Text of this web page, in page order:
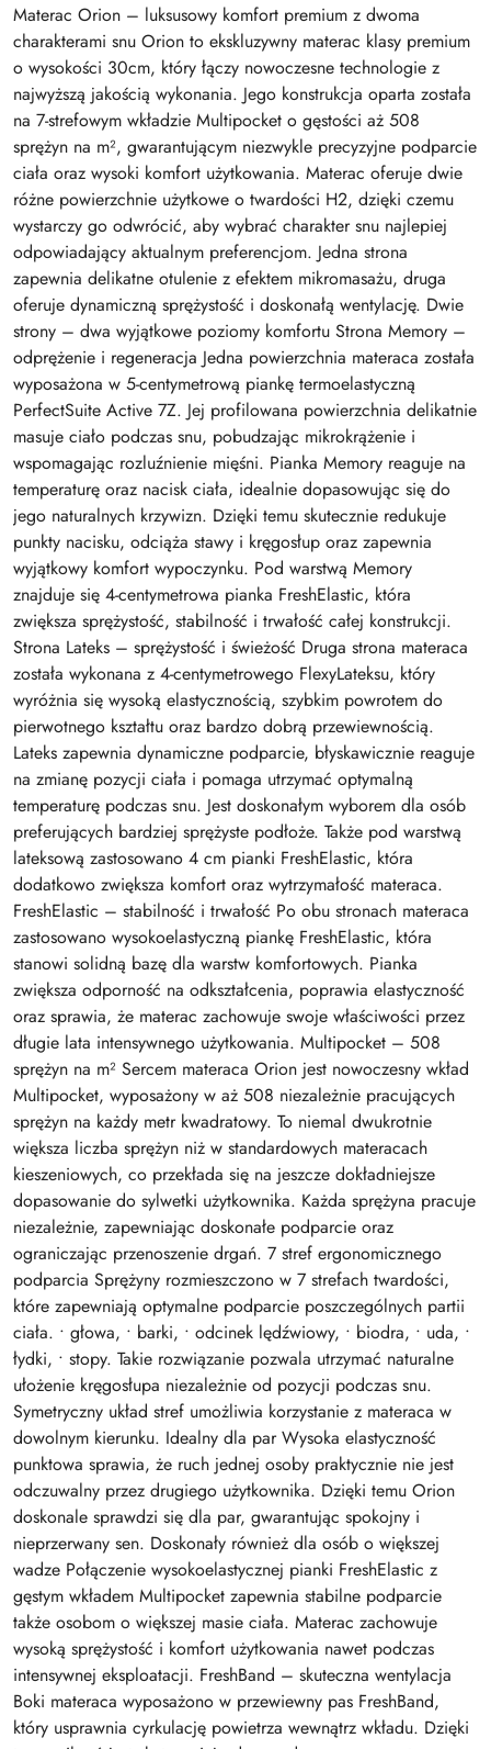
Materac Orion – luksusowy komfort premium z dwoma
charakterami snu Orion to ekskluzywny materac klasy premium
o wysokości 30cm, który łączy nowoczesne technologie z
najwyższą jakością wykonania. Jego konstrukcja oparta została
na 7-strefowym wkładzie Multipocket o gęstości aż 508
sprężyn na m², gwarantującym niezwykle precyzyjne podparcie
ciała oraz wysoki komfort użytkowania. Materac oferuje dwie
różne powierzchnie użytkowe o twardości H2, dzięki czemu
wystarczy go odwrócić, aby wybrać charakter snu najlepiej
odpowiadający aktualnym preferencjom. Jedna strona
zapewnia delikatne otulenie z efektem mikromasażu, druga
oferuje dynamiczną sprężystość i doskonałą wentylację. Dwie
strony – dwa wyjątkowe poziomy komfortu Strona Memory –
odprężenie i regeneracja Jedna powierzchnia materaca została
wyposażona w 5-centymetrową piankę termoelastyczną
PerfectSuite Active 7Z. Jej profilowana powierzchnia delikatnie
masuje ciało podczas snu, pobudzając mikrokrążenie i
wspomagając rozluźnienie mięśni. Pianka Memory reaguje na
temperaturę oraz nacisk ciała, idealnie dopasowując się do
jego naturalnych krzywizn. Dzięki temu skutecznie redukuje
punkty nacisku, odciąża stawy i kręgosłup oraz zapewnia
wyjątkowy komfort wypoczynku. Pod warstwą Memory
znajduje się 4-centymetrowa pianka FreshElastic, która
zwiększa sprężystość, stabilność i trwałość całej konstrukcji.
Strona Lateks – sprężystość i świeżość Druga strona materaca
została wykonana z 4-centymetrowego FlexyLateksu, który
wyróżnia się wysoką elastycznością, szybkim powrotem do
pierwotnego kształtu oraz bardzo dobrą przewiewnością.
Lateks zapewnia dynamiczne podparcie, błyskawicznie reaguje
na zmianę pozycji ciała i pomaga utrzymać optymalną
temperaturę podczas snu. Jest doskonałym wyborem dla osób
preferujących bardziej sprężyste podłoże. Także pod warstwą
lateksową zastosowano 4 cm pianki FreshElastic, która
dodatkowo zwiększa komfort oraz wytrzymałość materaca.
FreshElastic – stabilność i trwałość Po obu stronach materaca
zastosowano wysokoelastyczną piankę FreshElastic, która
stanowi solidną bazę dla warstw komfortowych. Pianka
zwiększa odporność na odkształcenia, poprawia elastyczność
oraz sprawia, że materac zachowuje swoje właściwości przez
długie lata intensywnego użytkowania. Multipocket – 508
sprężyn na m² Sercem materaca Orion jest nowoczesny wkład
Multipocket, wyposażony w aż 508 niezależnie pracujących
sprężyn na każdy metr kwadratowy. To niemal dwukrotnie
większa liczba sprężyn niż w standardowych materacach
kieszeniowych, co przekłada się na jeszcze dokładniejsze
dopasowanie do sylwetki użytkownika. Każda sprężyna pracuje
niezależnie, zapewniając doskonałe podparcie oraz
ograniczając przenoszenie drgań. 7 stref ergonomicznego
podparcia Sprężyny rozmieszczono w 7 strefach twardości,
które zapewniają optymalne podparcie poszczególnych partii
ciała. • głowa, • barki, • odcinek lędźwiowy, • biodra, • uda, •
łydki, • stopy. Takie rozwiązanie pozwala utrzymać naturalne
ułożenie kręgosłupa niezależnie od pozycji podczas snu.
Symetryczny układ stref umożliwia korzystanie z materaca w
dowolnym kierunku. Idealny dla par Wysoka elastyczność
punktowa sprawia, że ruch jednej osoby praktycznie nie jest
odczuwalny przez drugiego użytkownika. Dzięki temu Orion
doskonale sprawdzi się dla par, gwarantując spokojny i
nieprzerwany sen. Doskonały również dla osób o większej
wadze Połączenie wysokoelastycznej pianki FreshElastic z
gęstym wkładem Multipocket zapewnia stabilne podparcie
także osobom o większej masie ciała. Materac zachowuje
wysoką sprężystość i komfort użytkowania nawet podczas
intensywnej eksploatacji. FreshBand – skuteczna wentylacja
Boki materaca wyposażono w przewiewny pas FreshBand,
który usprawnia cyrkulację powietrza wewnątrz wkładu. Dzięki